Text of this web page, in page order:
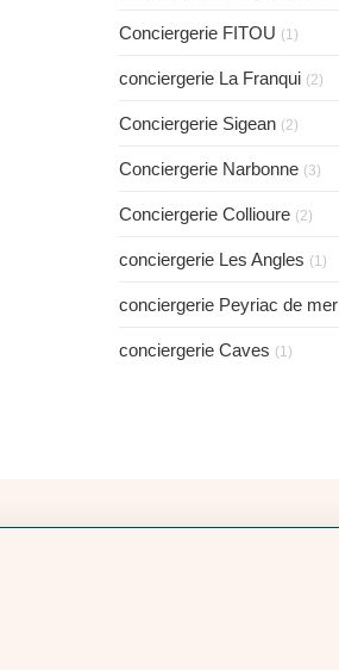
Conciergerie FITOU (1)
conciergerie La Franqui (2)
Conciergerie Sigean (2)
Conciergerie Narbonne (3)
Conciergerie Collioure (2)
conciergerie Les Angles (1)
conciergerie Peyriac de mer
conciergerie Caves (1)